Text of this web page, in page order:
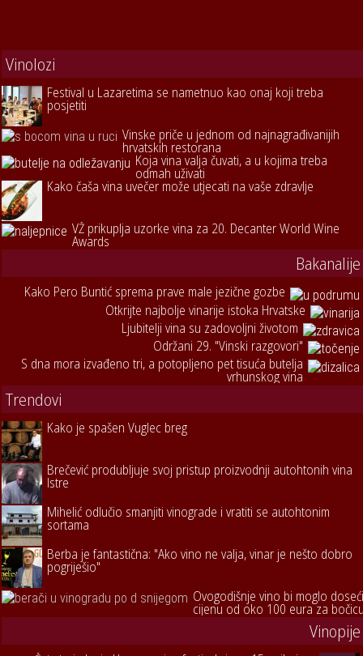
Vinolozi
Festival u Lazaretima se nametnuo kao onaj koji treba
posjetiti
Vinske priče u jednom od najnagrađivanijih
hrvatskih restorana
Koja vina valja čuvati, a u kojima treba
odmah uživati
Kako čaša vina uvečer može utjecati na vaše zdravlje
VŽ prikuplja uzorke vina za 20. Decanter World Wine
Awards
Bakanalije
Kako Pero Buntić sprema prave male jezične gozbe
Otkrijte najbolje vinarije istoka Hrvatske
Ljubitelji vina su zadovoljni životom
Održani 29. "Vinski razgovori"
S dna mora izvađeno tri, a potopljeno pet tisuća butelja
vrhunskog vina
Trendovi
Kako je spašen Vuglec breg
Brečević produbljuje svoj pristup proizvodnji autohtonih vina
Istre
Mihelić odlučio smanjiti vinograde i vratiti se autohtonim
sortama
Berba je fantastična: "Ako vino ne valja, vinar je nešto dobro
pogriješio"
Ovogodišnje vino bi moglo
cijenu od oko 100 eura za
Vinopije